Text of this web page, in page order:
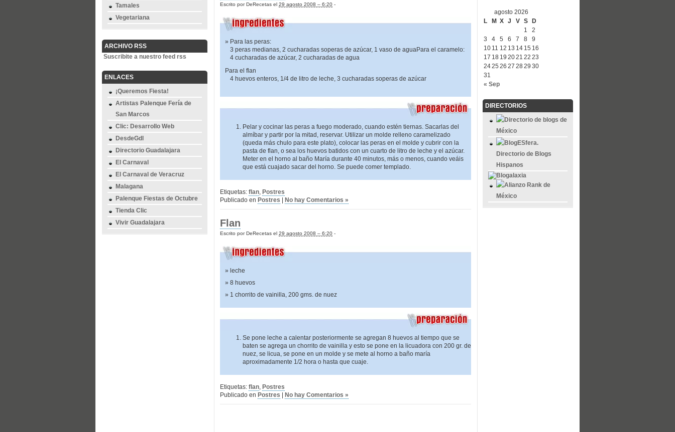
Tamales
Vegetariana
ARCHIVO RSS
Suscribite a nuestro feed rss
ENLACES
¡Queremos Fiesta!
Artistas Palenque Fería de
San Marcos
Clic: Desarrollo Web
DesdeGdl
Directorio Guadalajara
El Carnaval
El Carnaval de Veracruz
Malagana
Palenque Fiestas de Octubre
Tienda Clic
Vivir Guadalajara
Escrito por DeRecetas el 29 agosto 2008 – 6:20 -
Para las peras:
3 peras medianas, 2 cucharadas soperas de azúcar, 1 vaso de aguaPara el caramelo:
4 cucharadas de azúcar, 2 cucharadas de agua
Para el flan
4 huevos enteros, 1/4 de litro de leche, 3 cucharadas soperas de azúcar
Pelar y cocinar las peras a fuego moderado, cuando estén tiernas. Sacarlas del
almíbar y partir por la mitad, reservar. Utilizar un molde relleno caramelizado
(queda más chulo para este plato), colocar las peras en el molde y cubrir con la
pasta de flan, o sea los huevos batidos con un cuarto de litro de leche y el azúcar.
Meter en el horno al baño María durante 40 minutos, más o menos, cuando veáis
que está cuajado sacar del horno. Se puede comer templado.
Etiquetas: flan, Postres
Publicado en Postres No hay Comentarios »
Flan
Escrito por DeRecetas el 29 agosto 2008 – 6:20 -
leche
8 huevos
1 chorrito de vainilla, 200 gms. de nuez
Se pone leche a calentar posteriormente se agregan 8 huevos al tiempo que se
baten se agrega un chorrito de vainilla y esto se pone en la licuadora con 200 gr. de
nuez, se licua, se pone en un molde y se mete al horno a baño maría
aproximadamente 1/2 hora o hasta que cuaje.
Etiquetas: flan, Postres
Publicado en Postres No hay Comentarios »
agosto 2026
L
M X J V S D
« Sep
1
2
3
4 5 6 7 8
9
10 11 12 13 14 15 16
17 18 19 2021 22 23
2425 26 27 2829 30
31
DIRECTORIOS